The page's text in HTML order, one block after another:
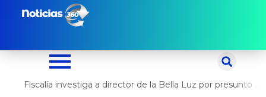
Fiscalía investiga a director de la Bella Luz por presunto abuso contra cantante Naldy Saldaña